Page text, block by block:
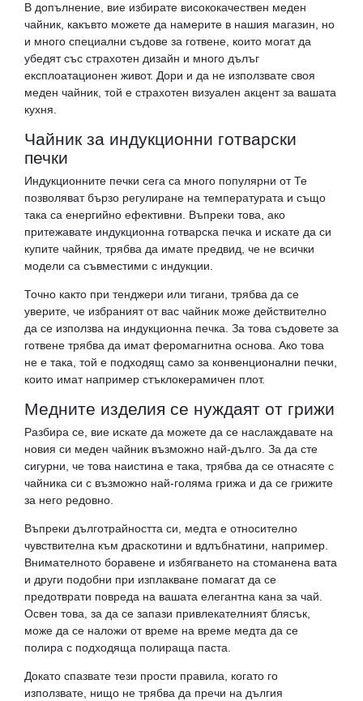
В допълнение, вие избирате висококачествен меден
чайник, какъвто можете да намерите в нашия магазин, но
и много специални съдове за готвене, които могат да
убедят със страхотен дизайн и много дълъг
експлоатационен живот. Дори и да не използвате своя
меден чайник, той е страхотен визуален акцент за вашата
кухня.
Чайник за индукционни готварски
печки
Индукционните печки сега са много популярни от Те
позволяват бързо регулиране на температурата и също
така са енергийно ефективни. Въпреки това, ако
притежавате индукционна готварска печка и искате да си
купите чайник, трябва да имате предвид, че не всички
модели са съвместими с индукции.
Точно както при тенджери или тигани, трябва да се
уверите, че избраният от вас чайник може действително
да се използва на индукционна печка. За това съдовете за
готвене трябва да имат феромагнитна основа. Ако това
не е така, той е подходящ само за конвенционални печки,
които имат например стъклокерамичен плот.
Медните изделия се нуждаят от грижи
Разбира се, вие искате да можете да се наслаждавате на
новия си меден чайник възможно най-дълго. За да сте
сигурни, че това наистина е така, трябва да се отнасяте с
чайника си с възможно най-голяма грижа и да се грижите
за него редовно.
Въпреки дълготрайността си, медта е относително
чувствителна към драскотини и вдлъбнатини, например.
Внимателното боравене и избягването на стоманена вата
и други подобни при изплакване помагат да се
предотврати повреда на вашата елегантна кана за чай.
Освен това, за да се запази привлекателният блясък,
може да се наложи от време на време медта да се
полира с подходяща полираща паста.
Докато спазвате тези прости правила, когато го
използвате, нищо не трябва да пречи на дългия